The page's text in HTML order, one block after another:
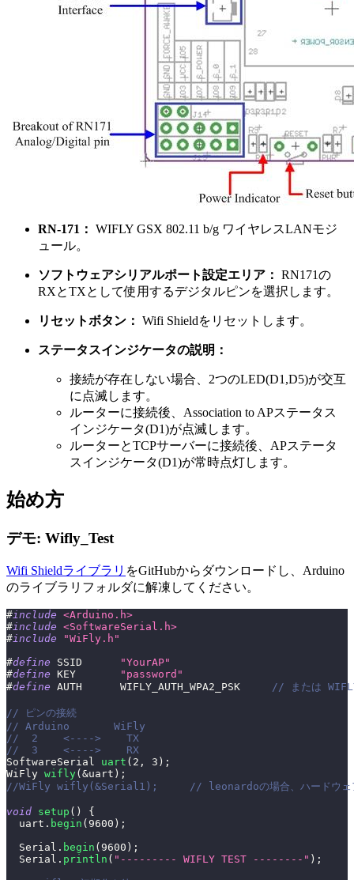
RN-171： WIFLY GSX 802.11 b/g ワイヤレスLANモジ
ュール。
ソフトウェアシリアルポート設定エリア： RN171の
RXとTXとして使用するデジタルピンを選択します。
リセットボタン： Wifi Shieldをリセットします。
ステータスインジケータの説明：
接続が存在しない場合、2つのLED(D1,D5)が交互
に点滅します。
ルーターに接続後、Association to APステータス
インジケータ(D1)が点滅します。
ルーターとTCPサーバーに接続後、APステータ
スインジケータ(D1)が常時点灯します。
始め方
デモ: Wifly_Test
Wifi Shieldライブラリ をGitHubからダウンロードし、Arduino
のライブラリフォルダに解凍してください。
#include <Arduino.h>
#include <SoftwareSerial.h>
#include
"WiFly.h"
#define SSID
"YourAP"
#define KEY
"password"
#define AUTH WIFLY_AUTH_WPA2_PSK // または
// ピンの接続
// Arduino       WiFly
//  2    <---->    TX
//  3    <---->    RX
SoftwareSerial uart ( 2 , 3 ) ;
WiFly wifly( &uart ) ;
//WiFly wifly(&Serial1);     // leonardoの場合、ハードウェ
void setup ( )
{
  uart
. begin ( 9600 ) ;
  Serial
. begin ( 9600 ) ;
  Serial
. println ( "--------- WIFLY TEST --------" ) ;